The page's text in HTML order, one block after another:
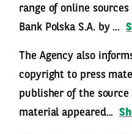
range of online
Bank Polska S.A. by ...
The Agency also
copyright to press
publisher of the
material appeared...